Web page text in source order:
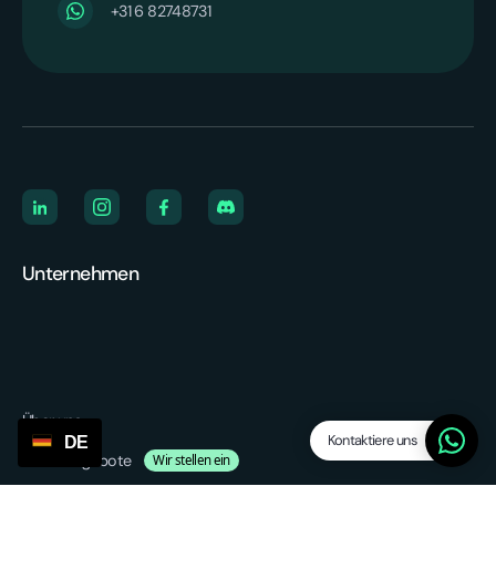
Kontaktiere uns
+31 6 82748731
Unternehmen
Über uns
Stellenangebote
Wir stellen ein
DE